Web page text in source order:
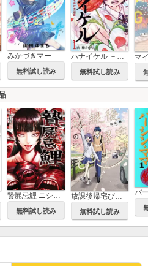
みかづきマーチ 分冊版
無料試し読み 無料試し読み
贄屍忌鯉 ニシキゴイ
無料試し読み 無料試し読み
バ